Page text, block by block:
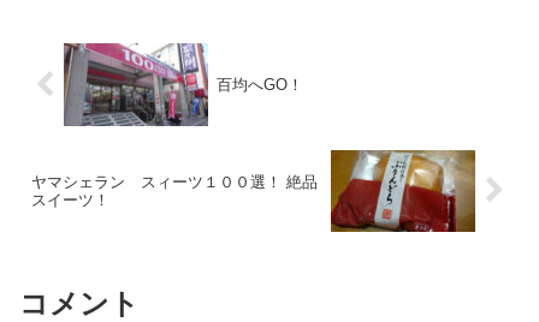
百均へGO！
ヤマシェラン スィーツ１００選！ 絶品
スイーツ！
コメント